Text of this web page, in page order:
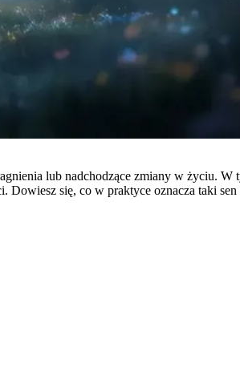
lub nadchodzące zmiany w życiu. W
się, co w praktyce oznacza taki